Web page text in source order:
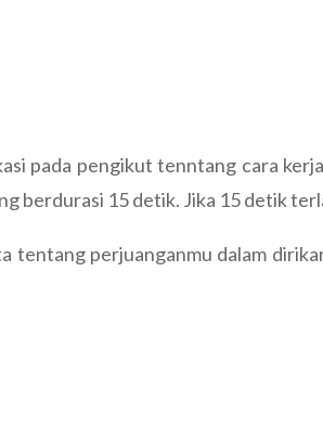
pada pengikut tenntang cara
berdurasi 15 detik. Jika 15 detik
tentang perjuanganmu dalam